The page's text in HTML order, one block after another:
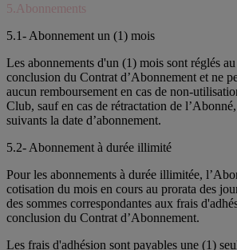
5.Abonnements
5.1- Abonnement un (1) mois
Les abonnements d'un (1) mois sont réglés
conclusion du Contrat d’Abonnement et ne
aucun remboursement en cas de non-
Club, sauf en cas de rétractation de
suivants la date d’abonnement.
5.2- Abonnement à durée illimité
Pour les abonnements à durée illimitée,
cotisation du mois en cours au prorata des
des sommes correspondantes aux frais
conclusion du Contrat d’Abonnement.
Les frais d'adhésion sont payables une (1)